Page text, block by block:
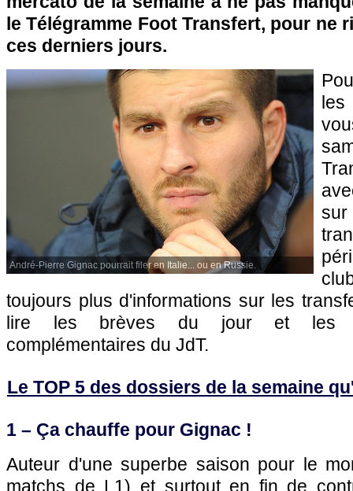
le Télégramme Foot Transfert, pour ne
ces derniers jours.
André-Pierre Gignac pourrait filer en Italie... ou en Russie.
les
toujours plus d'informations sur les
lire les brèves du jour et les
complémentaires du JdT.
Le TOP 5 des dossiers de la semaine
1 – Ça chauffe pour Gignac !
Auteur d'une superbe saison pour le
matchs de L1) et surtout en fin de